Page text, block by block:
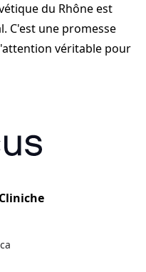
du Rhône est
C'est une promesse
véritable pour